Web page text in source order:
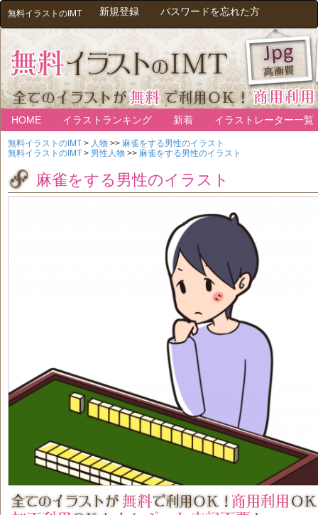
無料イラストのIMT 新規登録 パスワードを忘れた方
HOME イラストランキング 新着 イラストレーター一覧
無料イラストのIMT > 人物 >> 麻雀をする男性のイラスト
無料イラストのIMT > 男性人物 >> 麻雀をする男性のイラスト
麻雀をする男性のイラスト